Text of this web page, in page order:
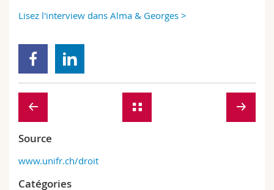
Lisez l'interview dans Alma & Georges >
Source
www.unifr.ch/droit
Catégories